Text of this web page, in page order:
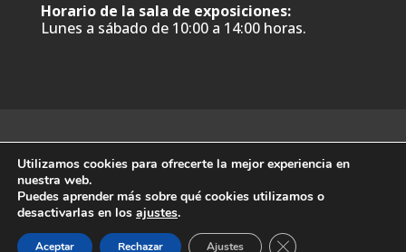
Horario de la sala de exposiciones:
Lunes a sábado de 10:00 a 14:00 horas.
Web desarrollada por:www.ymanera.com
Utilizamos cookies para ofrecerte la mejor experiencia en
nuestra web.
Puedes aprender más sobre qué cookies utilizamos o
desactivarlas en los ajustes.
Aceptar Rechazar Ajustes Cerrar el banner de